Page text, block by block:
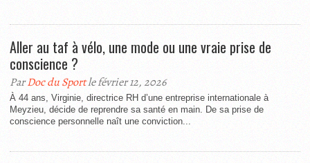
Aller au taf à vélo, une mode ou une vraie prise de
conscience ?
ParDoc du Sportle février 12, 2026
À 44 ans, Virginie, directrice RH d’une entreprise internationale à
Meyzieu, décide de reprendre sa santé en main. De sa prise de
conscience personnelle naît une conviction...